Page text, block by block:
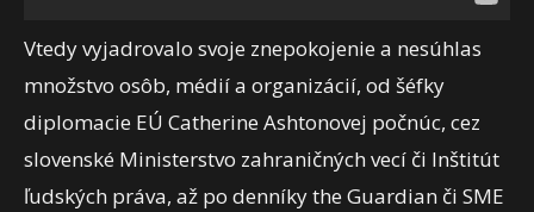
Vtedy vyjadrovalo svoje znepokojenie a nesúhlas
množstvo osôb, médií a organizácií, od šéfky
diplomacie EÚ Catherine Ashtonovej počnúc, cez
slovenské Ministerstvo zahraničných vecí či Inštitút
ľudských práva, až po denníky the Guardian či SME